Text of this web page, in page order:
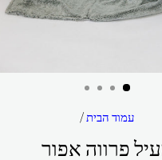
עמוד הבית/
פרווה אפור